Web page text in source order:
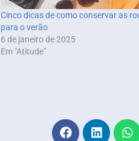
Cinco dicas de como conservar as
para o verão
6 de janeiro de 2025
Em "Atitude"